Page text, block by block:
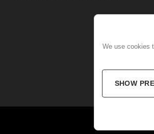
We use cookies
SHOW